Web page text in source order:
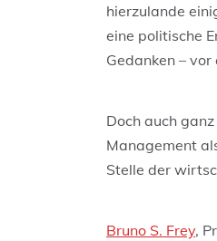
hierzulande
eine politische
Gedanken –
Doch auch
Management
Stelle der
Bruno S. Frey,